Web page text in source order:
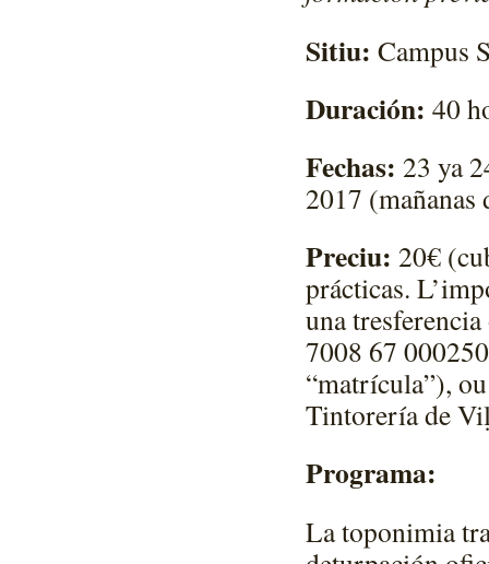
Sitiu: Campus
Duración: 40
Fechas: 23 ya
2017 (mañanas
Preciu: 20€
prácticas.
una
7008 67
“matrícula”),
Tintorería de
Programa:
La toponimia